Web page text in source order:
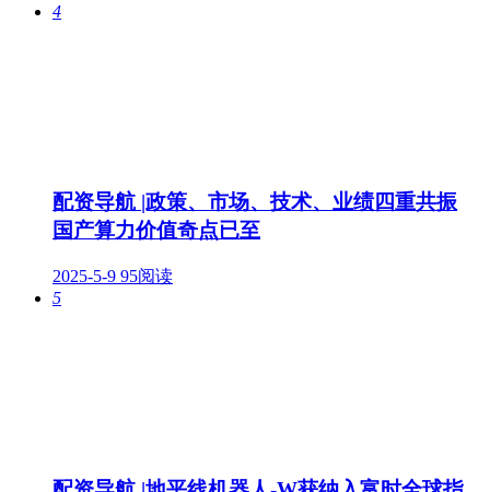
4
配资导航 |政策、市场、技术、业绩四重共振
国产算力价值奇点已至
2025-5-9 95阅读
5